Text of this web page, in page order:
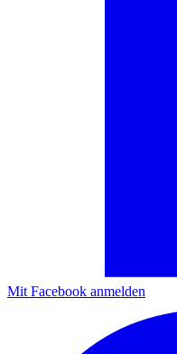
Mit Facebook anmelden